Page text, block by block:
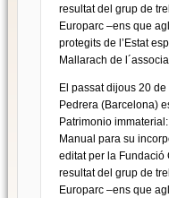
resultat del grup de
Europarc –ens que
protegits de l’Estat
Mallarach de
El passat dijous 20
Pedrera (Barcelona)
Patrimonio
Manual para su
editat per la Fundació
resultat del grup de
Europarc –ens que